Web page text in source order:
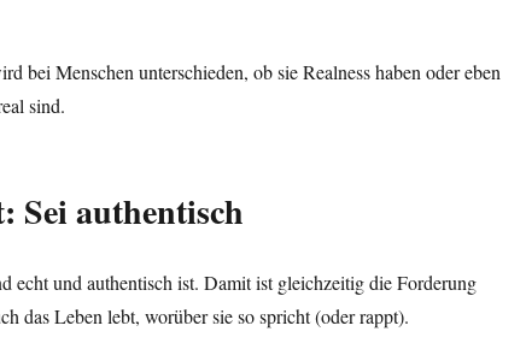
bei Menschen unterschieden, ob sie Realness haben oder eben
sind.
Sei authentisch
echt und authentisch ist. Damit ist gleichzeitig die Forderung
das Leben lebt, worüber sie so spricht (oder rappt).